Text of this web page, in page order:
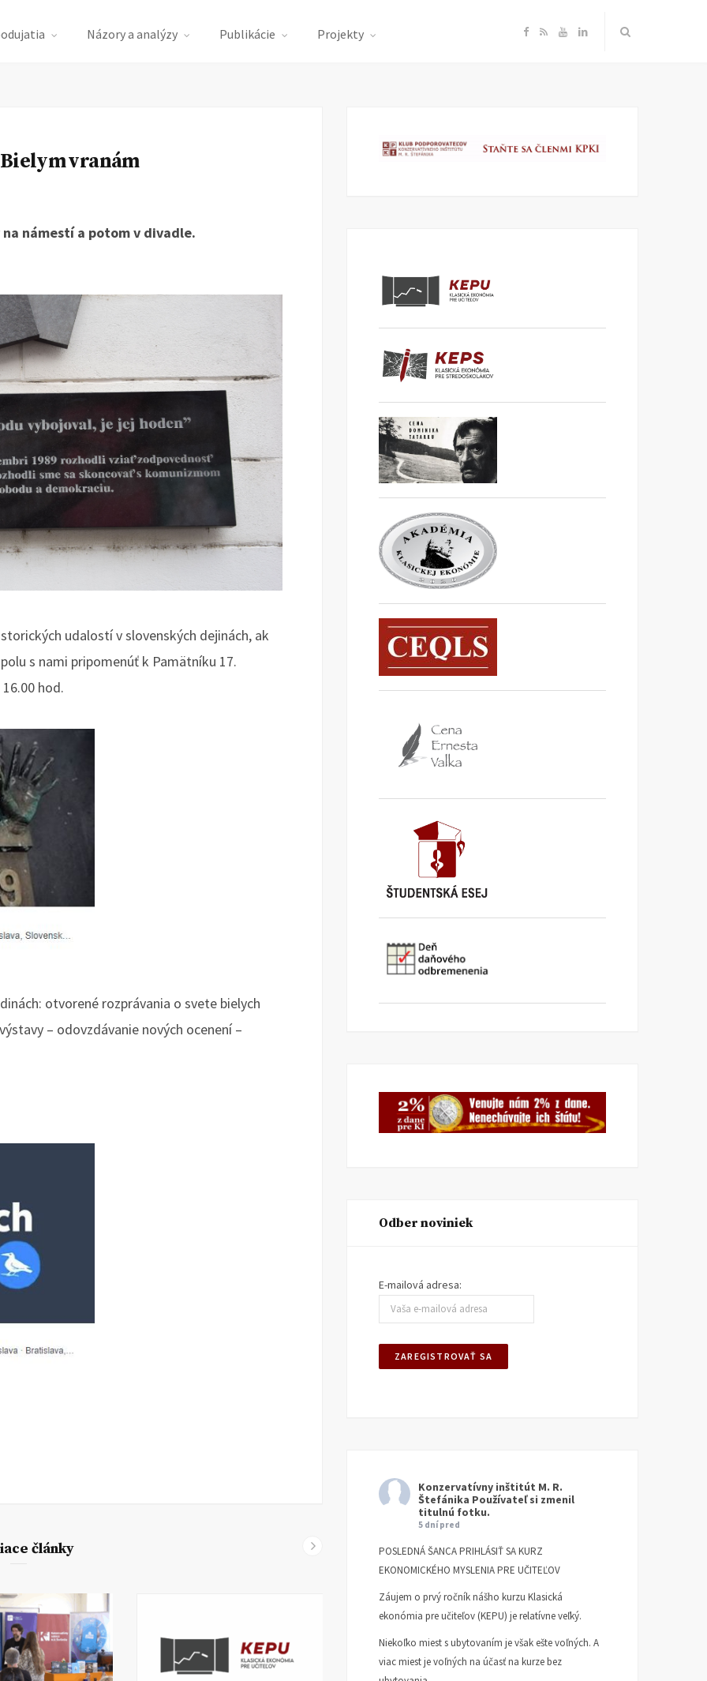
Názory a analýzy Publikácie Projekty F
e
R Y
T
L
k
Bielym vranám
námestí a potom v divadle.
udalostí v slovenských dejinách, ak
s nami pripomenúť k Pamätníku 17.
hod.
otvorené rozprávania o svete bielych
– odovzdávanie nových ocenení –
články
Odber noviniek
E-mailová adresa:
Konzervatívny inštitút M. R.
Štefánika Používateľ si zmenil
titulnú fotku.
5 dní pred
POSLEDNÁ ŠANCA PRIHLÁSIŤ SA KURZ
EKONOMICKÉHO MYSLENIA PRE UČITEĽOV
Záujem o prvý ročník nášho kurzu Klasická
ekonómia pre učiteľov (KEPU) je relatívne veľký.
Niekoľko miest s ubytovaním je však ešte voľných. A
viac miest je voľných na účasť na kurze bez